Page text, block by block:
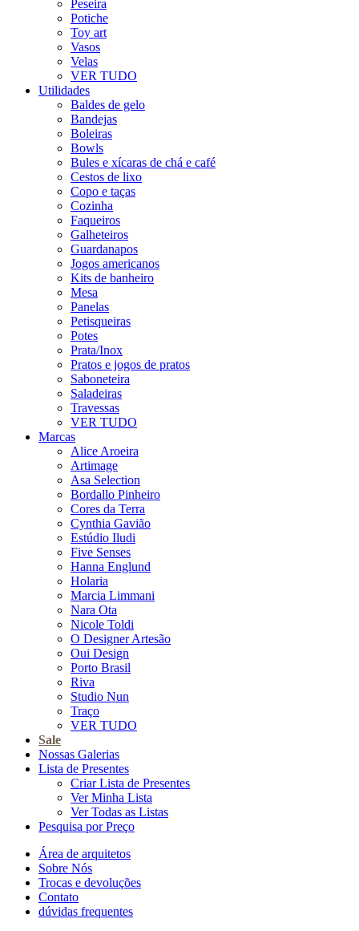
Peseira
Potiche
Toy art
Vasos
Velas
VER TUDO
Utilidades
Baldes de gelo
Bandejas
Boleiras
Bowls
Bules e xícaras de chá e café
Cestos de lixo
Copo e taças
Cozinha
Faqueiros
Galheteiros
Guardanapos
Jogos americanos
Kits de banheiro
Mesa
Panelas
Petisqueiras
Potes
Prata/Inox
Pratos e jogos de pratos
Saboneteira
Saladeiras
Travessas
VER TUDO
Marcas
Alice Aroeira
Artimage
Asa Selection
Bordallo Pinheiro
Cores da Terra
Cynthia Gavião
Estúdio Iludi
Five Senses
Hanna Englund
Holaria
Marcia Limmani
Nara Ota
Nicole Toldi
O Designer Artesão
Oui Design
Porto Brasil
Riva
Studio Nun
Traço
VER TUDO
Sale
Nossas Galerias
Lista de Presentes
Criar Lista de Presentes
Ver Minha Lista
Ver Todas as Listas
Pesquisa por Preço
Área de arquitetos
Sobre Nós
Trocas e devoluções
Contato
dúvidas frequentes